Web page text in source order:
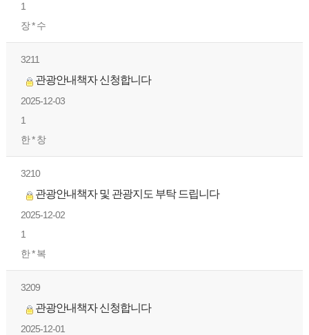
1
장 * 수
3211
관광안내책자 신청합니다
2025-12-03
1
한 * 창
3210
관광안내책자 및 관광지도 부탁 드립니다
2025-12-02
1
한 * 복
3209
관광안내책자 신청합니다
2025-12-01